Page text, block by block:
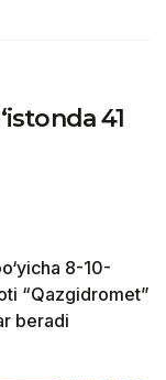
41
8-10-
“Qazgidromet”
beradi